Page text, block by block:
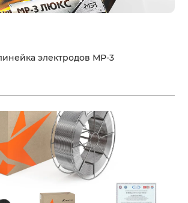
электродов МР-3